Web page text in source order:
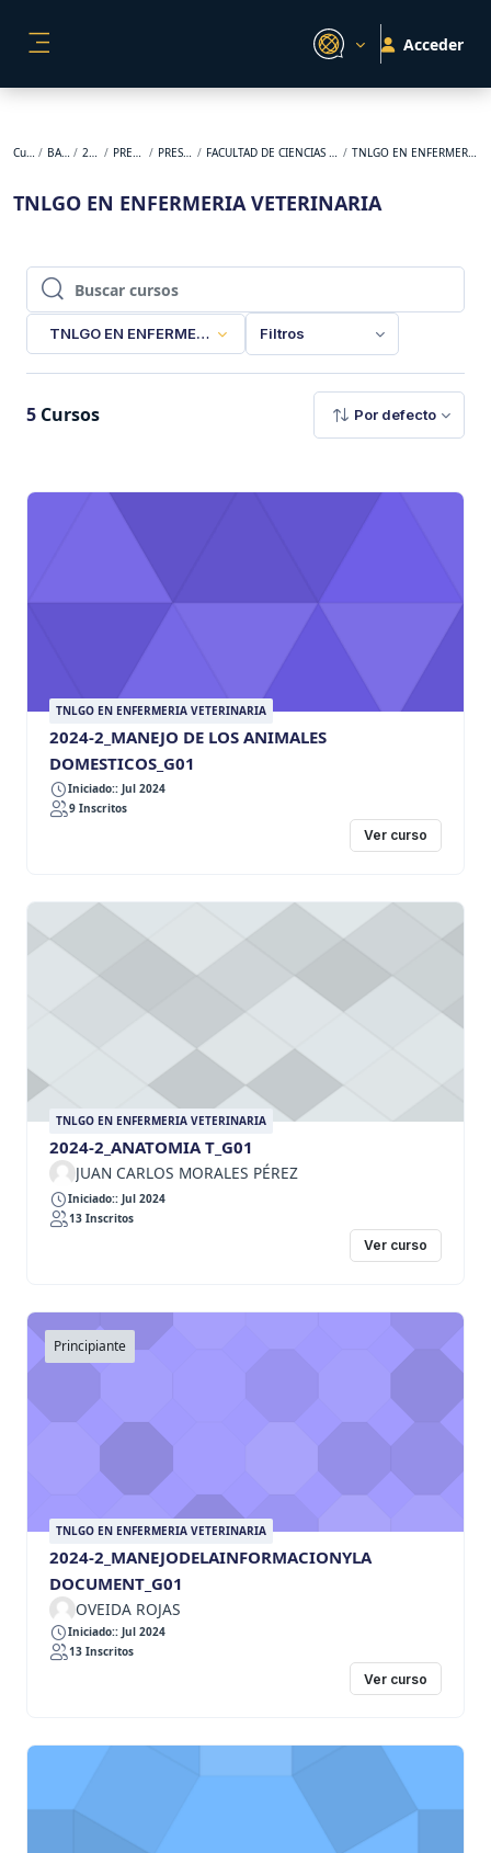
Acceder
Cursos BACKUP 2024-2 PREGRADO PRESENCIAL FACULTAD DE CIENCIAS AGROPECUARIAS TNLGO EN ENFERMERIA VETERINARIA
TNLGO EN ENFERMERIA VETERINARIA
Buscar cursos
Buscar cursos
TNLGO EN ENFERMERIA VETERINARIA
Filtros
5 Cursos Por defecto
TNLGO EN ENFERMERIA VETERINARIA
2024-2_MANEJO DE LOS ANIMALES
DOMESTICOS_G01
Iniciado:: Jul 2024
9 Inscritos
Ver curso
TNLGO EN ENFERMERIA VETERINARIA
2024-2_ANATOMIA T_G01
JUAN CARLOS MORALES PÉREZ
Iniciado:: Jul 2024
13 Inscritos
Ver curso
Principiante
TNLGO EN ENFERMERIA VETERINARIA
2024-2_MANEJODELAINFORMACIONYLA
DOCUMENT_G01
OVEIDA ROJAS
Iniciado:: Jul 2024
13 Inscritos
Ver curso